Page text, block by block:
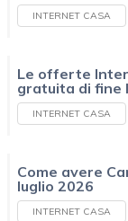
INTERNET CASA
Le offerte
gratuita di fine
INTERNET CASA
Come avere
luglio 2026
INTERNET CASA